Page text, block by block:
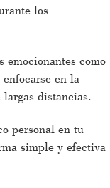
los
emocionantes como
en la
distancias.
personal en tu
simple y efectiva